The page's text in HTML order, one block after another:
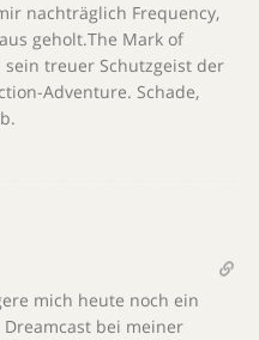
nachträglich Frequency,
geholt.The Mark of
treuer Schutzgeist der
Adventure. Schade,
mich heute noch ein
bei meiner